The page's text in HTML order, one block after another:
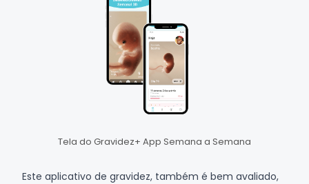
Tela do Gravidez+ App Semana a Semana
Este aplicativo de gravidez, também é bem avaliado,